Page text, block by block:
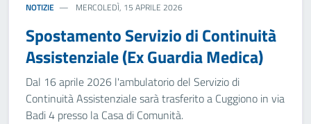
NOTIZIE MERCOLEDÌ, 15 APRILE 2026
Spostamento Servizio di Continuità
Assistenziale (Ex Guardia Medica)
Dal 16 aprile 2026 l'ambulatorio del Servizio di
Continuità Assistenziale sarà trasferito a Cuggiono in via
Badi 4 presso la Casa di Comunità.